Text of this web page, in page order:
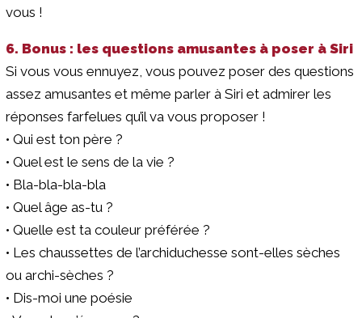
vous !
6. Bonus : les questions amusantes à poser à Siri
Si vous vous ennuyez, vous pouvez poser des questions
assez amusantes et même parler à Siri et admirer les
réponses farfelues qu’il va vous proposer !
• Qui est ton père ?
• Quel est le sens de la vie ?
• Bla-bla-bla-bla
• Quel âge as-tu ?
• Quelle est ta couleur préférée ?
• Les chaussettes de l’archiduchesse sont-elles sèches
ou archi-sèches ?
• Dis-moi une poésie